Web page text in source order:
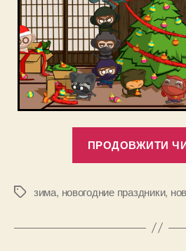
ПРОДОВЖИТИ
Позначки
зима, новогодние праздники,